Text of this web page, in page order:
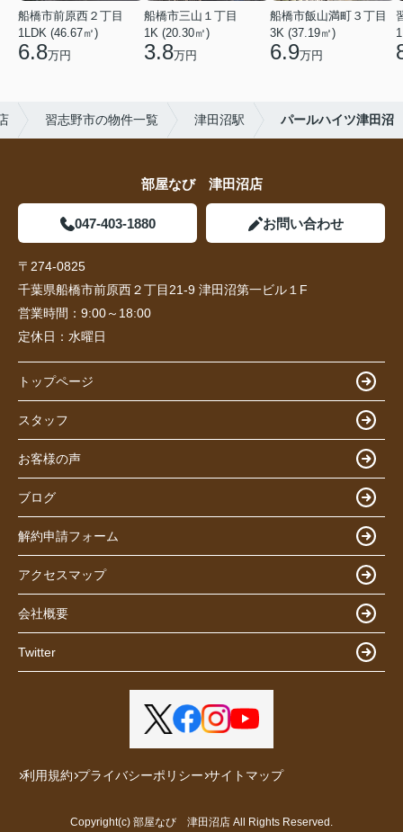
船橋市前原西２丁目
1LDK (46.67㎡)
6.8万円
船橋市三山１丁目
1K (20.30㎡)
3.8万円
船橋市飯山満町３丁目
3K (37.19㎡)
6.9万円
習志野市の物件一覧 津田沼駅 パールハイツ津田沼
部屋なび 津田沼店
047-403-1880 お問い合わせ
〒274-0825
千葉県船橋市前原西２丁目21-9 津田沼第一ビル１F
営業時間： 9:00～18:00
定休日： 水曜日
トップページ
スタッフ
お客様の声
ブログ
解約申請フォーム
アクセスマップ
会社概要
Twitter
利用規約 プライバシーポリシー サイトマップ
Copyright(c) 部屋なび 津田沼店 All Rights Reserved.